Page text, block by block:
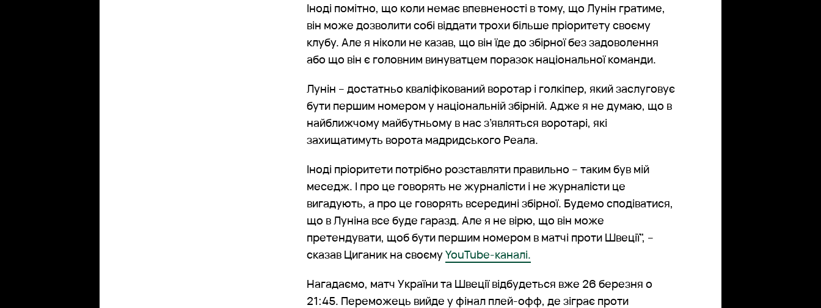
Іноді помітно, що коли немає впевненості в тому, що Лунін гратиме,
він може дозволити собі віддати трохи більше пріоритету своєму
клубу. Але я ніколи не казав, що він їде до збірної без задоволення
або що він є головним винуватцем поразок національної команди.
Лунін – достатньо кваліфікований воротар і голкіпер, який заслуговує
бути першим номером у національній збірній. Адже я не думаю, що в
найближчому майбутньому в нас з’являться воротарі, які
захищатимуть ворота мадридського Реала.
Іноді пріоритети потрібно розставляти правильно – таким був мій
меседж. І про це говорять не журналісти і не журналісти це
вигадують, а про це говорять всередині збірної. Будемо сподіватися,
що в Луніна все буде гаразд. Але я не вірю, що він може
претендувати, щоб бути першим номером в матчі проти Швеції", –
сказав Циганик на своємуYouTube-каналі.
Нагадаємо, матч України та Швеції відбудеться вже 26 березня о
21:45. Переможець вийде у фінал плей-офф, де зіграє проти